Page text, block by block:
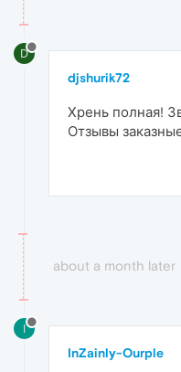
D
djshurik72
Хрень полная!
Отзывы
about a month later
I
InZainly-Ourple